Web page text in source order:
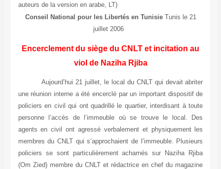
auteurs de la version en arabe, LT)
Conseil National pour les Libertés en Tunisie Tunis le 21
juillet 2006
Encerclement du siège du CNLT et incitation au
viol de Naziha Rjiba
Aujourd’hui 21 juillet, le local du CNLT qui devait abriter
une réunion interne a été encerclé par un important dispositif de
policiers en civil qui ont quadrillé le quartier, interdisant à toute
personne l’accès de l’immeuble où se trouve le local. Des
agents en civil ont agressé verbalement et physiquement les
membres du CNLT qui s’approchaient de l’immeuble. Plusieurs
policiers se sont particulièrement acharnés sur Naziha Rjiba
(Om Zied) membre du CNLT et rédactrice en chef du magazine